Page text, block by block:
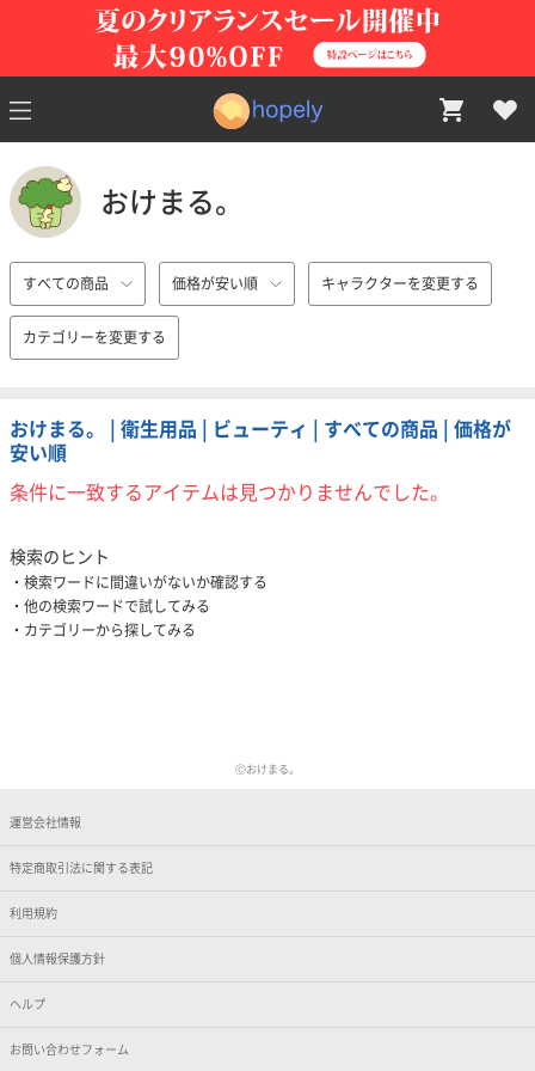
おけまる。
すべての商品 価格が安い順 キャラクターを変更する
カテゴリーを変更する
おけまる。 | 衛生用品 | ビューティ | すべての商品 | 価格が
安い順
条件に一致するアイテムは見つかりませんでした。
検索のヒント
検索ワードに間違いがないか確認する
他の検索ワードで試してみる
カテゴリーから探してみる
Ⓒおけまる。
運営会社情報
特定商取引法に関する表記
利用規約
個人情報保護方針
ヘルプ
お問い合わせフォーム